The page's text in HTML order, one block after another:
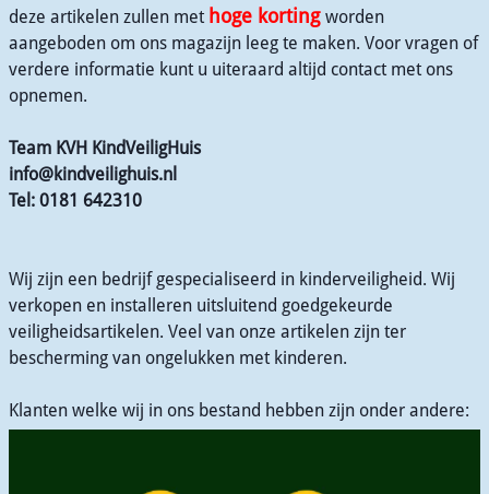
deze artikelen zullen met hoge korting worden
aangeboden om ons magazijn leeg te maken. Voor vragen of
verdere informatie kunt u uiteraard altijd contact met ons
opnemen.
Team KVH KindVeiligHuis
info@kindveilighuis.nl
Tel: 0181 642310
Wij zijn een bedrijf gespecialiseerd in kinderveiligheid. Wij
verkopen en installeren uitsluitend goedgekeurde
veiligheidsartikelen. Veel van onze artikelen zijn ter
bescherming van ongelukken met kinderen.
Klanten welke wij in ons bestand hebben zijn onder andere: